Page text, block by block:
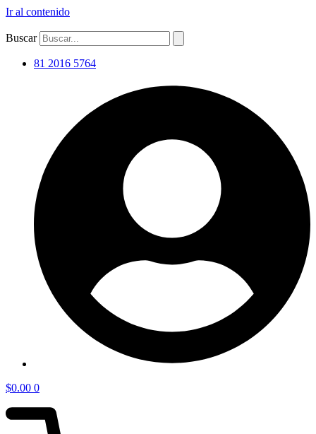
Ir al contenido
Buscar
81 2016 5764
$0.00 0